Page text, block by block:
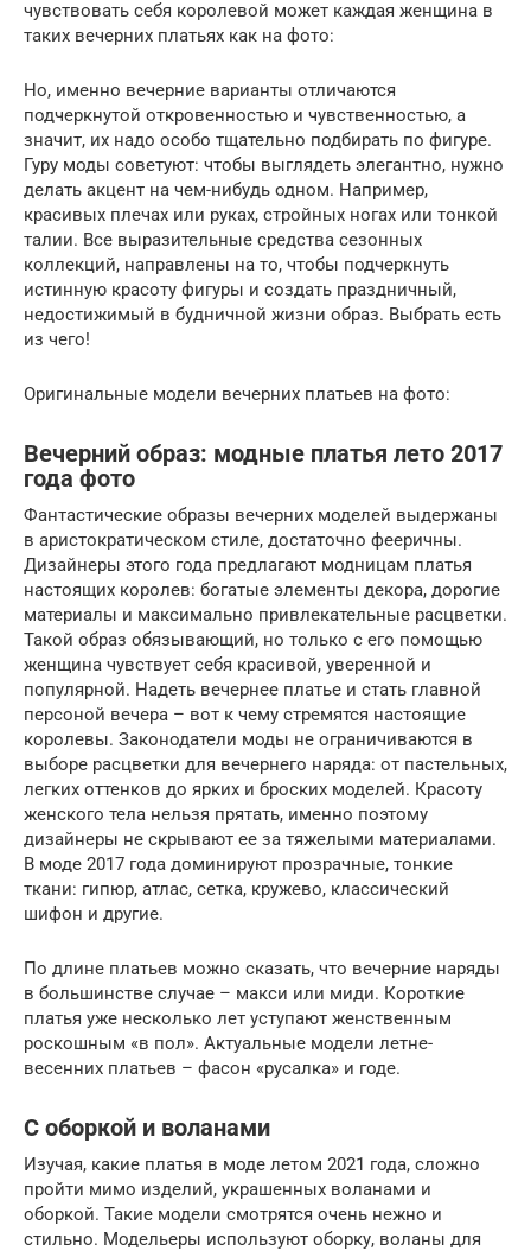
чувствовать себя королевой может каждая женщина в
таких вечерних платьях как на фото:
Но, именно вечерние варианты отличаются
подчеркнутой откровенностью и чувственностью, а
значит, их надо особо тщательно подбирать по фигуре.
Гуру моды советуют: чтобы выглядеть элегантно, нужно
делать акцент на чем-нибудь одном. Например,
красивых плечах или руках, стройных ногах или тонкой
талии. Все выразительные средства сезонных
коллекций, направлены на то, чтобы подчеркнуть
истинную красоту фигуры и создать праздничный,
недостижимый в будничной жизни образ. Выбрать есть
из чего!
Оригинальные модели вечерних платьев на фото:
Вечерний образ: модные платья лето 2017
года фото
Фантастические образы вечерних моделей выдержаны
в аристократическом стиле, достаточно фееричны.
Дизайнеры этого года предлагают модницам платья
настоящих королев: богатые элементы декора, дорогие
материалы и максимально привлекательные расцветки.
Такой образ обязывающий, но только с его помощью
женщина чувствует себя красивой, уверенной и
популярной. Надеть вечернее платье и стать главной
персоной вечера – вот к чему стремятся настоящие
королевы. Законодатели моды не ограничиваются в
выборе расцветки для вечернего наряда: от пастельных,
легких оттенков до ярких и броских моделей. Красоту
женского тела нельзя прятать, именно поэтому
дизайнеры не скрывают ее за тяжелыми материалами.
В моде 2017 года доминируют прозрачные, тонкие
ткани: гипюр, атлас, сетка, кружево, классический
шифон и другие.
По длине платьев можно сказать, что вечерние наряды
в большинстве случае – макси или миди. Короткие
платья уже несколько лет уступают женственным
роскошным «в пол». Актуальные модели летне-
весенних платьев – фасон «русалка» и годе.
С оборкой и воланами
Изучая, какие платья в моде летом 2021 года, сложно
пройти мимо изделий, украшенных воланами и
оборкой. Такие модели смотрятся очень нежно и
стильно. Модельеры используют оборку, воланы для